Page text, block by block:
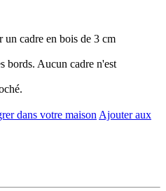
un cadre en bois de 3 cm
bords. Aucun cadre n'est
dans votre maison Ajouter aux